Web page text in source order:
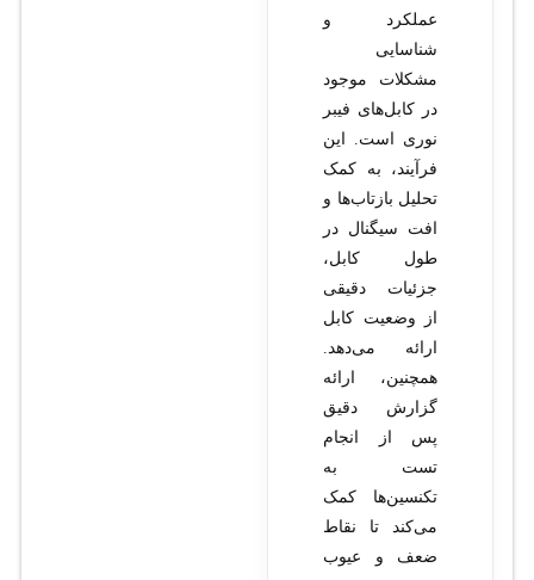
عملکرد و
شناسایی
مشکلات موجود
در کابل‌های فیبر
نوری است. این
فرآیند، به کمک
تحلیل بازتاب‌ها و
افت سیگنال در
طول کابل،
جزئیات دقیقی
از وضعیت کابل
ارائه می‌دهد.
همچنین، ارائه
گزارش دقیق
پس از انجام
تست به
تکنسین‌ها کمک
می‌کند تا نقاط
ضعف و عیوب